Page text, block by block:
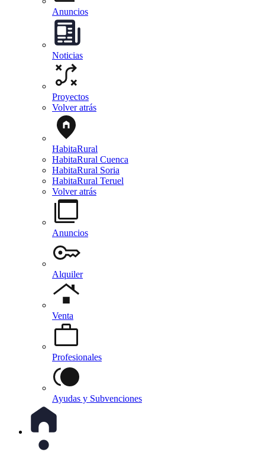
Anuncios
Noticias
Proyectos
Volver atrás
HabitaRural
HabitaRural Cuenca
HabitaRural Soria
HabitaRural Teruel
Volver atrás
Anuncios
Alquiler
Venta
Profesionales
Ayudas y Subvenciones